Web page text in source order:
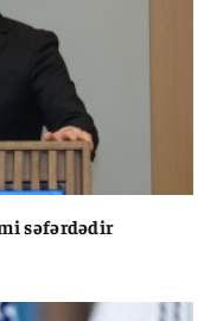
səfərdədir